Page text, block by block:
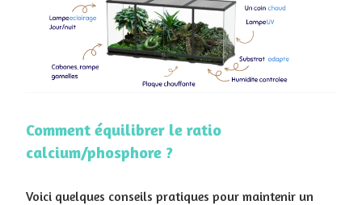
Comment équilibrer le ratio
calcium/phosphore ?
Voici quelques conseils pratiques pour maintenir un